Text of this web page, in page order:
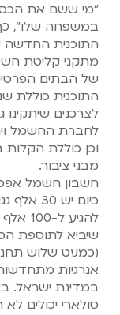
"מי ששם את
במשפחה שלו",
‏התוכנית החדשה
מתקני קליטת
של הבתים
התוכנית כוללת
לצרכנים
לחברת ‏החשמל
וכן כוללת הקלות
מבני ציבור.‏
חשבון חשמל
כיום
במדינת ישראל.
סולארי יכולים